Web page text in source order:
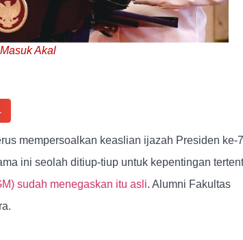
Akal
mempersoalkan keaslian ijazah Presiden ke-7
ini seolah ditiup-tiup untuk kepentingan
sudah menegaskan itu asli. Alumni Fakultas